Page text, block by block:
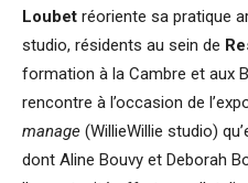
Loubet réoriente sa pratique
studio, résidents au sein de
formation à la Cambre et aux
rencontre à l’occasion de
manage (WillieWillie studio)
dont Aline Bouvy et Deborah